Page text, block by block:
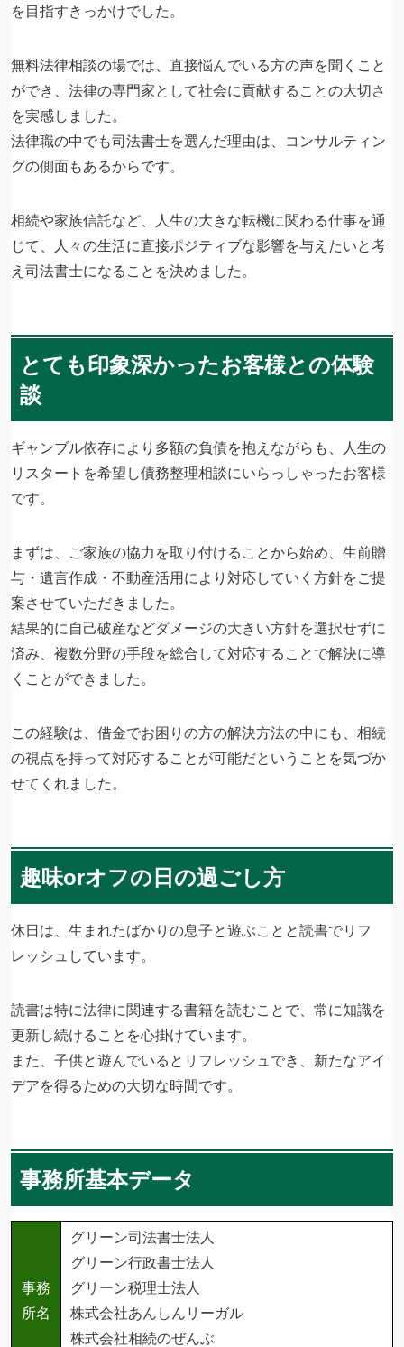
を目指すきっかけでした。
無料法律相談の場では、直接悩んでいる方の声を聞くこと
ができ、法律の専門家として社会に貢献することの大切さ
を実感しました。
法律職の中でも司法書士を選んだ理由は、コンサルティン
グの側面もあるからです。
相続や家族信託など、人生の大きな転機に関わる仕事を通
じて、人々の生活に直接ポジティブな影響を与えたいと考
え司法書士になることを決めました。
とても印象深かったお客様との体験
談
ギャンブル依存により多額の負債を抱えながらも、人生の
リスタートを希望し債務整理相談にいらっしゃったお客様
です。
まずは、ご家族の協力を取り付けることから始め、生前贈
与・遺言作成・不動産活用により対応していく方針をご提
案させていただきました。
結果的に自己破産などダメージの大きい方針を選択せずに
済み、複数分野の手段を総合して対応することで解決に導
くことができました。
この経験は、借金でお困りの方の解決方法の中にも、相続
の視点を持って対応することが可能だということを気づか
せてくれました。
趣味orオフの日の過ごし方
休日は、生まれたばかりの息子と遊ぶことと読書でリフ
レッシュしています。
読書は特に法律に関連する書籍を読むことで、常に知識を
更新し続けることを心掛けています。
また、子供と遊んでいるとリフレッシュでき、新たなアイ
デアを得るための大切な時間です。
事務所基本データ
事務
所名
グリーン司法書士法人
グリーン行政書士法人
グリーン税理士法人
株式会社あんしんリーガル
株式会社相続のぜんぶ